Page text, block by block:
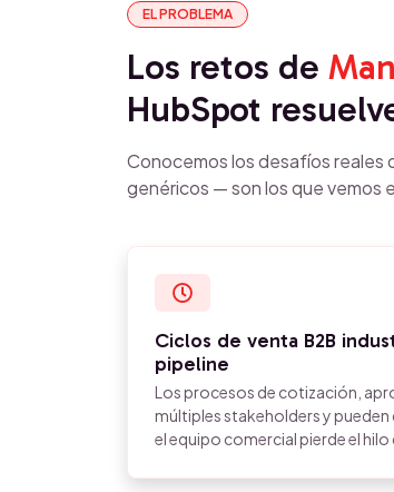
EL PROBLEMA
Los retos de
HubSpot
Conocemos los desafíos reales
genéricos — son los que vemos
Ciclos de venta B2B
pipeline
Los procesos de cotización,
múltiples stakeholders y pueden
el equipo comercial pierde el